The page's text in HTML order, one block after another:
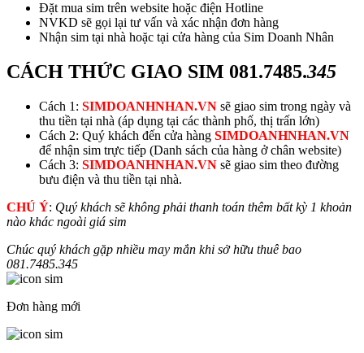
Đặt mua sim trên website hoặc điện Hotline
NVKD sẽ gọi lại tư vấn và xác nhận đơn hàng
Nhận sim tại nhà hoặc tại cửa hàng của Sim Doanh Nhân
CÁCH THỨC GIAO SIM 081.7485.345
Cách 1: SIMDOANHNHAN.VN sẽ giao sim trong ngày và
thu tiền tại nhà (áp dụng tại các thành phố, thị trấn lớn)
Cách 2: Quý khách đến cửa hàng SIMDOANHNHAN.VN
để nhận sim trực tiếp (Danh sách của hàng ở chân website)
Cách 3: SIMDOANHNHAN.VN sẽ giao sim theo đường
bưu điện và thu tiền tại nhà.
CHÚ Ý: Quý khách sẽ không phải thanh toán thêm bất kỳ 1 khoản
nào khác ngoài giá sim
Chúc quý khách gặp nhiều may mắn khi sở hữu thuê bao
081.7485.345
Đơn hàng mới